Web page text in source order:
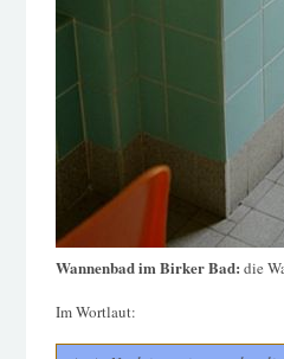
Wannenbad im Birker Bad: die
Im Wortlaut: